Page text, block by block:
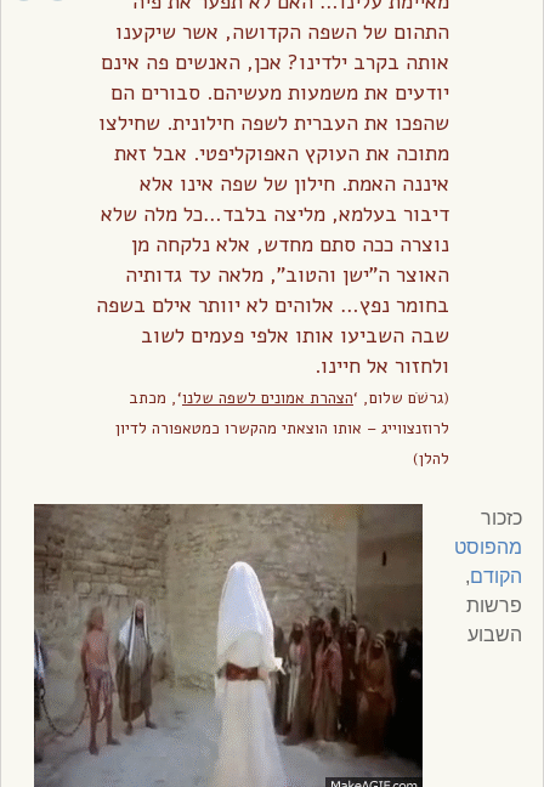
התהום של השפה הקדושה, אשר שיקענו
אותה בקרב ילדינו? אכן, האנשים פה אינם
יודעים את משמעות מעשיהם. סבורים הם
שהפכו את העברית לשפה חילונית. שחילצו
מתוכה את העוקץ האפוקליפטי. אבל זאת
איננה האמת. חילון של שפה אינו אלא
דיבור בעלמא, מליצה בלבד…כל מלה שלא
נוצרה ככה סתם מחדש, אלא נלקחה מן
האוצר ה”ישן והטוב”, מלאה עד גדותיה
בחומר נפץ… אלוהים לא יוותר אילם בשפה
שבה השביעו אותו אלפי פעמים לשוב
ולחזור אל חיינו.
(גרשׁׂם שלום, ‘הצהרת אמונים לשפה שלנו‘, מכתב
לרוזנצווייג – אותו הוצאתי מהקשרו כמטאפורה לדיון
להלן)
כזכור
מהפוסט
הקודם,
פרשות
השבוע